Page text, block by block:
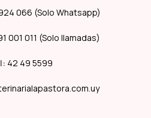
066 (Solo Whatsapp)
001 011 (Solo llamadas)
42 49 5599